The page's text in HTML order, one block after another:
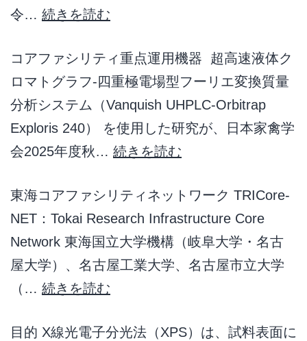
令… 続きを読む
コアファシリティ重点運用機器 超高速液体ク
ロマトグラフ-四重極電場型フーリエ変換質量
分析システム（Vanquish UHPLC-Orbitrap
Exploris 240） を使用した研究が、日本家禽学
会2025年度秋… 続きを読む
東海コアファシリティネットワーク TRICore-
NET：Tokai Research Infrastructure Core
Network 東海国立大学機構（岐阜大学・名古
屋大学）、名古屋工業大学、名古屋市立大学
（… 続きを読む
目的 X線光電子分光法（XPS）は、試料表面に